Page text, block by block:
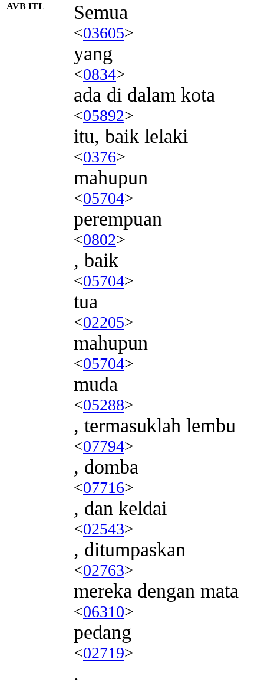
AVB ITL Semua
<03605>
yang
<0834>
ada di dalam kota
<05892>
itu, baik lelaki
<0376>
mahupun
<05704>
perempuan
<0802>
, baik
<05704>
tua
<02205>
mahupun
<05704>
muda
<05288>
, termasuklah lembu
<07794>
, domba
<07716>
, dan keldai
<02543>
, ditumpaskan
<02763>
mereka dengan mata
<06310>
pedang
<02719>
.